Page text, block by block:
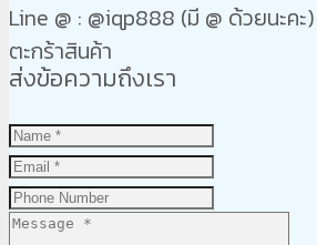
ตะกร้าสินค้า
Line @ : @iqp888 (มี @ ด้วยนะคะ)
ส่งข้อความถึงเรา